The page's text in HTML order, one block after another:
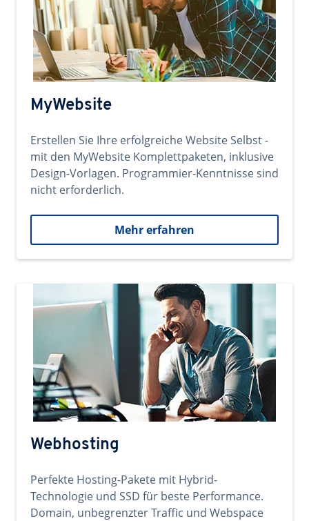
MyWebsite
Erstellen Sie Ihre erfolgreiche Website Selbst -
mit den MyWebsite Komplettpaketen, inklusive
Design-Vorlagen. Programmier-Kenntnisse sind
nicht erforderlich.
Mehr erfahren
Webhosting
Perfekte Hosting-Pakete mit Hybrid-
Technologie und SSD für beste Performance.
Domain, unbegrenzter Traffic und Webspace